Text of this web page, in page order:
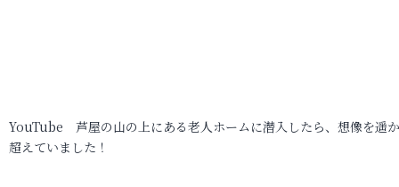
YouTube 芦屋の山の上にある老人ホームに潜入したら、想像を遥
超えていました！